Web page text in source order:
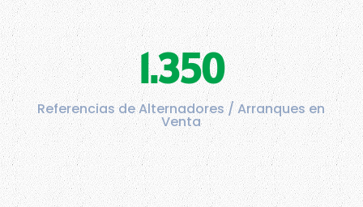
1.350
Referencias de Alternadores / Arranques en
Venta